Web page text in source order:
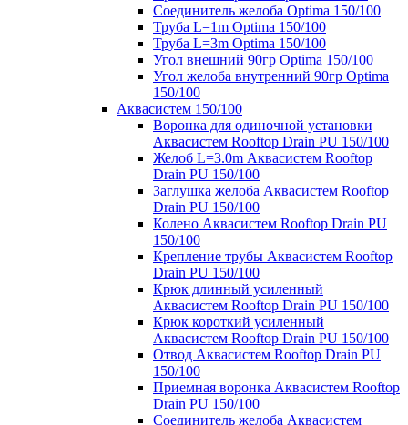
Соединитель желоба Optima 150/100
Труба L=1m Optima 150/100
Труба L=3m Optima 150/100
Угол внешний 90гр Optima 150/100
Угол желоба внутренний 90гр Optima
150/100
Аквасистем 150/100
Воронка для одиночной установки
Аквасистем Rooftop Drain PU 150/100
Желоб L=3.0m Аквасистем Rooftop
Drain PU 150/100
Заглушка желоба Аквасистем Rooftop
Drain PU 150/100
Колено Аквасистем Rooftop Drain PU
150/100
Крепление трубы Аквасистем Rooftop
Drain PU 150/100
Крюк длинный усиленный
Аквасистем Rooftop Drain PU 150/100
Крюк короткий усиленный
Аквасистем Rooftop Drain PU 150/100
Отвод Аквасистем Rooftop Drain PU
150/100
Приемная воронка Аквасистем Rooftop
Drain PU 150/100
Соединитель желоба Аквасистем